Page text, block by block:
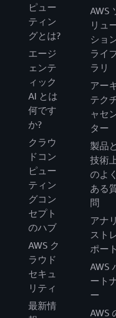
ピュー
ティン
グとは?
エージ
ェンテ
ィック
AI とは
何です
か?
クラウ
ドコン
ピュー
ティン
グコン
セプト
のハブ
AWS ク
ラウド
セキュ
リティ
最新情
AWS
リュ
ショ
ライ
ラリ
アー
テク
ャセ
ター
製品と
技術
のよく
ある
問
アナリ
スト
ポート
AWS
ート
ー
AWS